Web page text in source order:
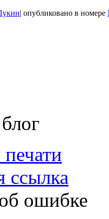
| опубликовано в номере
ссылка
ошибке